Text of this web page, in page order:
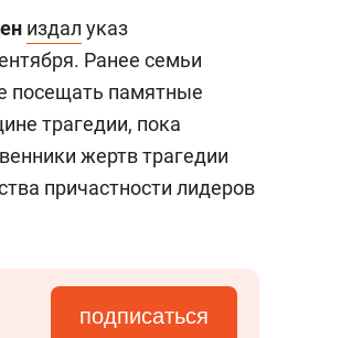
издал указ
Ранее семьи
посещать памятные
трагедии, пока
жертв трагедии
причастности лидеров
подписаться